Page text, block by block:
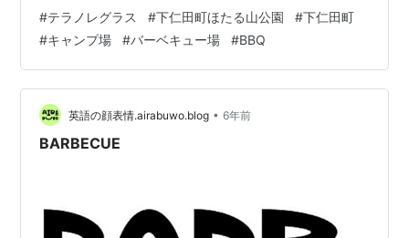
グイと登る。 登り切ったところ。下仁田の町と山が一望
出来る。 距離はそうでもないけど急坂なので歩きや自転
車では絶対に登りたくない（苦笑）。無料の駐車場があ
る。 12/1～3/31は管理事務所が冬季閉鎖とのこと。 歩い
ては行けそうだったけど夕暮れ時で坂だったのでやめて
おく… 公園だけの利用であれ…
#テラノレグラス #下仁田町ほたる山公園 #下仁田町
#キャンプ場 #バーベキュー場 #BBQ
英語の顔表情.airabuwo.blog • 6年前
BARBECUE